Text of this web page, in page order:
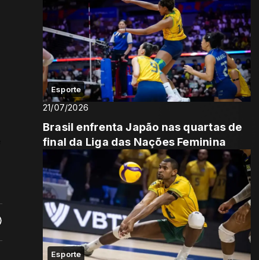
Esporte
21/07/2026
Brasil enfrenta Japão nas quartas de
final da Liga das Nações Feminina
Esporte